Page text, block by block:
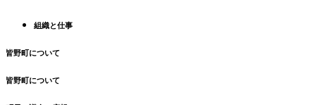
組織と仕事
皆野町について
皆野町について